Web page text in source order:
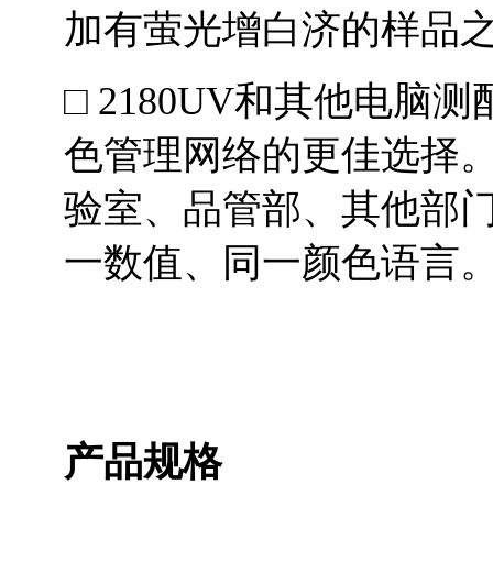
加有萤光增白济的样品
□ 2180UV和其他电脑
色管理网络的更佳选择
验室、品管部、其他部
一数值、同一颜色语言
产品规格